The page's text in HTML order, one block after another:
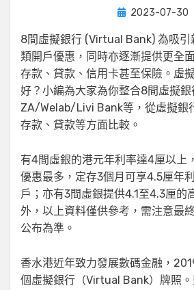
by小編
Posted
2023-07-30
8間虛擬銀行 (Virtual Bank) 為吸引
類開戶優惠，同時亦逐漸提供更全
存款、貸款、信用卡甚至保險。虛
好？小編為大家為你整合8間虛擬
ZA/Welab/Livi Bank等，從虛擬銀
存款、貸款等方面比較。
有4間虛銀的港元年利率達4厘以上
優惠最多，定存3個月可享4.5厘年
戶；亦有3間虛銀提供4.1至4.3厘的
外，以上資料僅供參考，需注意最
公布為準。
香水港近年致力發展數碼金融，
個虛擬銀行（Virtual Bank）牌照